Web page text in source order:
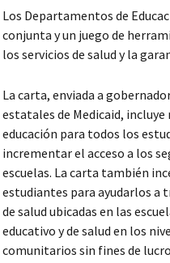
Los Departamentos de
conjunta y un juego de
los servicios de salud y la
La carta, enviada a
estatales de Medicaid,
educación para todos los
incrementar el acceso a los
escuelas. La carta también
estudiantes para ayudarlos a
de salud ubicadas en las
educativo y de salud en los
comunitarios sin fines de